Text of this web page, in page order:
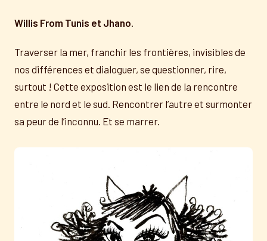
Willis From Tunis et Jhano.
Traverser la mer, franchir les frontières, invisibles de
nos différences et dialoguer, se questionner, rire,
surtout ! Cette exposition est le lien de la rencontre
entre le nord et le sud. Rencontrer l’autre et surmonter
sa peur de l’inconnu. Et se marrer.